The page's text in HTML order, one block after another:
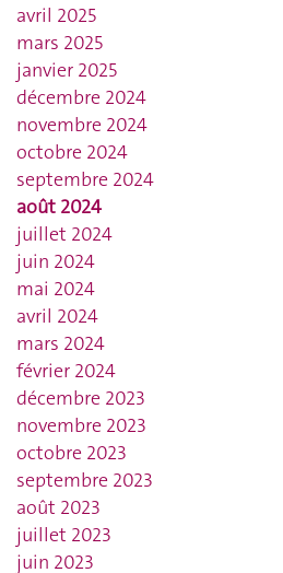
avril 2025
mars 2025
janvier 2025
décembre 2024
novembre 2024
octobre 2024
septembre 2024
août 2024
juillet 2024
juin 2024
mai 2024
avril 2024
mars 2024
février 2024
décembre 2023
novembre 2023
octobre 2023
septembre 2023
août 2023
juillet 2023
juin 2023